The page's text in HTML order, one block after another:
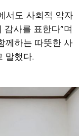
서도 사회적 약자
사를 표한다”며
께하는 따뜻한 사
말했다.